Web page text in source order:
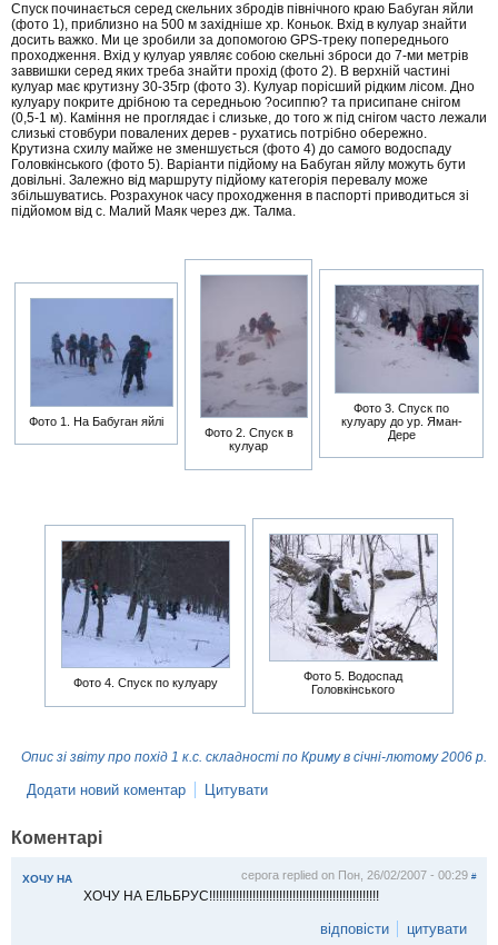
Спуск починається серед скельних збродів північного краю Бабуган яйли
(фото 1), приблизно на 500 м західніше хр. Коньок. Вхід в кулуар знайти
досить важко. Ми це зробили за допомогою GPS-треку попереднього
проходження. Вхід у кулуар уявляє собою скельні зброси до 7-ми метрів
заввишки серед яких треба знайти прохід (фото 2). В верхній частині
кулуар має крутизну 30-35гр (фото 3). Кулуар порісший рідким лісом. Дно
кулуару покрите дрібною та середньою ?осиппю? та присипане снігом
(0,5-1 м). Каміння не проглядає і слизьке, до того ж під снігом часто лежали
слизькі стовбури повалених дерев - рухатись потрібно обережно.
Крутизна схилу майже не зменшується (фото 4) до самого водоспаду
Головкінського (фото 5). Варіанти підйому на Бабуган яйлу можуть бути
довільні. Залежно від маршруту підйому категорія перевалу може
збільшуватись. Розрахунок часу проходження в паспорті приводиться зі
підйомом від с. Малий Маяк через дж. Талма.
Фото 1. На Бабуган яйлі
Фото 2. Спуск в
кулуар
Фото 3. Спуск по
кулуару до ур. Яман-
Дере
Фото 4. Спуск по кулуару
Фото 5. Водоспад
Головкінського
Опис зі звіту про похід 1 к.с. складності по Криму в січні-лютому 2006 р.
Додати новий коментар Цитувати
Коментарі
ХОЧУ НА серога replied on Пон, 26/02/2007 - 00:29 #
ХОЧУ НА ЕЛЬБРУС!!!!!!!!!!!!!!!!!!!!!!!!!!!!!!!!!!!!!!!!!!!!!!!!!!!
відповісти цитувати